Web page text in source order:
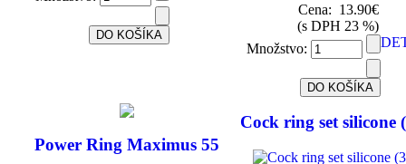
Cena: 13.90€
(s DPH 23 %)
Množstvo:
Power Ring Maximus 55
Cock ring set silicone